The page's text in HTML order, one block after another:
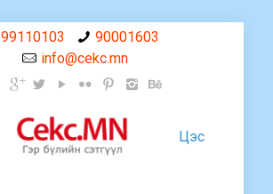
99110103
90001603
info@cekc.mn
Цэс